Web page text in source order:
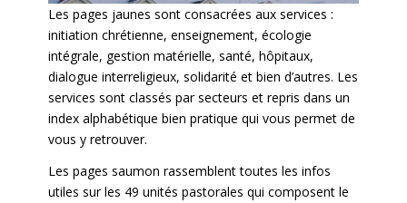
Les pages jaunes sont consacrées aux services :
initiation chrétienne, enseignement, écologie
intégrale, gestion matérielle, santé, hôpitaux,
dialogue interreligieux, solidarité et bien d’autres. Les
services sont classés par secteurs et repris dans un
index alphabétique bien pratique qui vous permet de
vous y retrouver.
Les pages saumon rassemblent toutes les infos
utiles sur les 49 unités pastorales qui composent le